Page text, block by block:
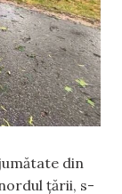
din
țării, s-